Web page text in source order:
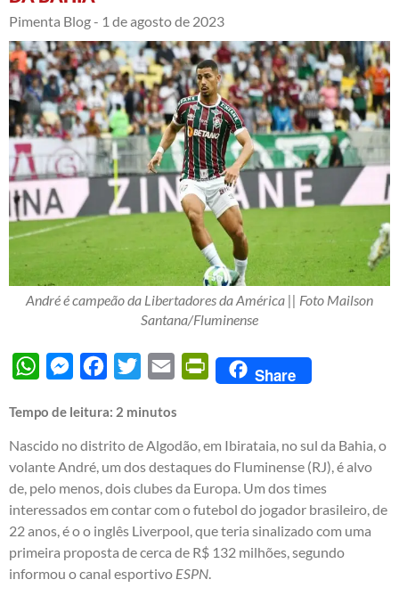
Pimenta Blog - 1 de agosto de 2023
André é campeão da Libertadores da América || Foto Mailson
Santana/Fluminense
WhatsAppMessengerFacebook
Twitter Email PrintFriendly
Share
Tempo de leitura: 2 minutos
Nascido no distrito de Algodão, em Ibirataia, no sul da Bahia, o
volante André, um dos destaques do Fluminense (RJ), é alvo
de, pelo menos, dois clubes da Europa. Um dos times
interessados em contar com o futebol do jogador brasileiro, de
22 anos, é o o inglês Liverpool, que teria sinalizado com uma
primeira proposta de cerca de R$ 132 milhões, segundo
informou o canal esportivo ESPN.